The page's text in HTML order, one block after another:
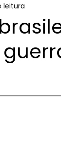
leitura